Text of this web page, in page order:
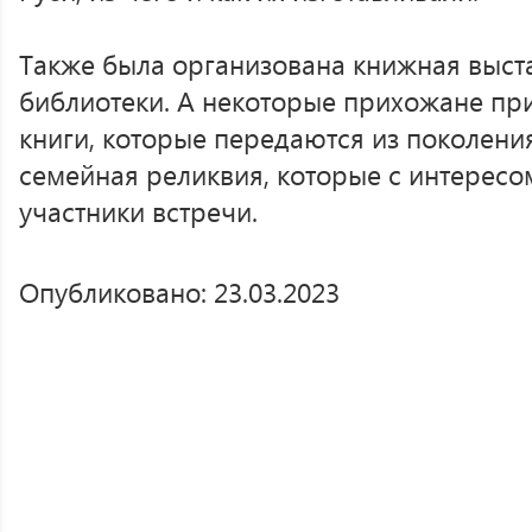
Также была организована книжная
библиотеки. А некоторые прихожане
книги, которые передаются из
семейная реликвия, которые с
участники встречи.
Опубликовано: 23.03.2023